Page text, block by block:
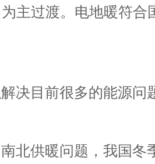
主过渡。电地暖符
决目前很多的能源问
北供暖问题，我国冬